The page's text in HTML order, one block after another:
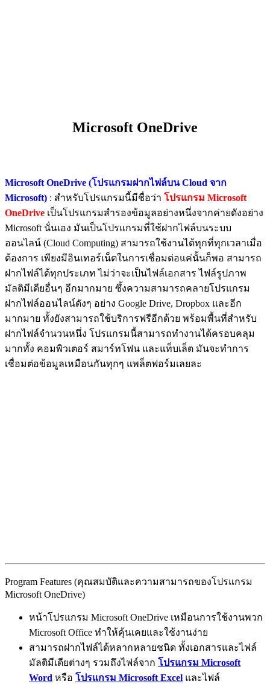
Microsoft OneDrive
Microsoft OneDrive (โปรแกรมฝากไฟล์บน Cloud จาก
Microsoft) : สำหรับโปรแกรมนี้มีชื่อว่า โปรแกรม Microsoft
OneDrive เป็นโปรแกรมสำรองข้อมูลอย่างหนึ่งจากค่ายดังอย่าง
Microsoft นั่นเอง มันเป็นโปรแกรมที่ใช้ฝากไฟล์บนระบบ
ออนไลน์ (Cloud Computing) สามารถใช้งานได้ทุกที่ทุกเวลาเมื่อ
ต้องการ เพียงมีอินเทอร์เน็ตในการเชื่อมต่อแค่นั้นก็พอ สามารถ
ฝากไฟล์ได้ทุกประเภท ไม่ว่าจะเป็นไฟล์เอกสาร ไฟล์รูปภาพ
มัลติมีเดียอื่นๆ อีกมากมาย ซึ้งความสามารถคลายโปรแกรม
ฝากไฟล์ออนไลน์ดังๆ อย่าง Google Drive, Dropbox และอีก
มากมาย ทั้งยังสามารถใช้บริการฟรีอีกด้วย พร้อมพื้นที่สำหรับ
ฝากไฟล์จำนวนหนึ่ง โปรแกรมนี้สามารถทำงานได้ครอบคลุม
มากทั้ง คอมพิวเตอร์ สมาร์ทโฟน และแท็บเล็ต มันจะทำการ
เชื่อมต่อข้อมูลเหมือนกันทุกๆ แพล็ตฟอร์มเลยละ
Program Features (คุณสมบัติและความสามารถของโปรแกรม
Microsoft OneDrive)
หน้าโปรแกรม Microsoft OneDrive เหมือนการใช้งานพวก
Microsoft Office ทำให้คุ้นเคยและใช้งานง่าย
สามารถฝากไฟล์ได้หลากหลายชนิด ทั้งเอกสารและไฟล์
มัลติมีเดียต่างๆ รวมถึงไฟล์จาก โปรแกรม Microsoft
Word หรือ โปรแกรม Microsoft Excel และไฟล์